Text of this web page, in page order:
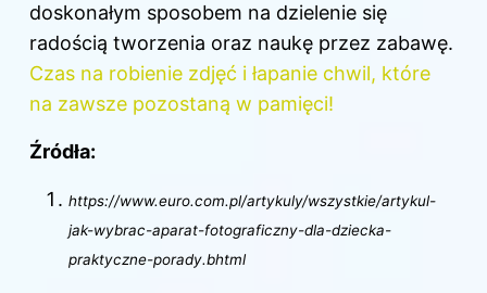
doskonałym sposobem na dzielenie się
radością tworzenia oraz naukę przez zabawę.
Czas na robienie zdjęć i łapanie chwil, które
na zawsze pozostaną w pamięci!
Źródła:
https://www.euro.com.pl/artykuly/wszystkie/artykul-
jak-wybrac-aparat-fotograficzny-dla-dziecka-
praktyczne-porady.bhtml